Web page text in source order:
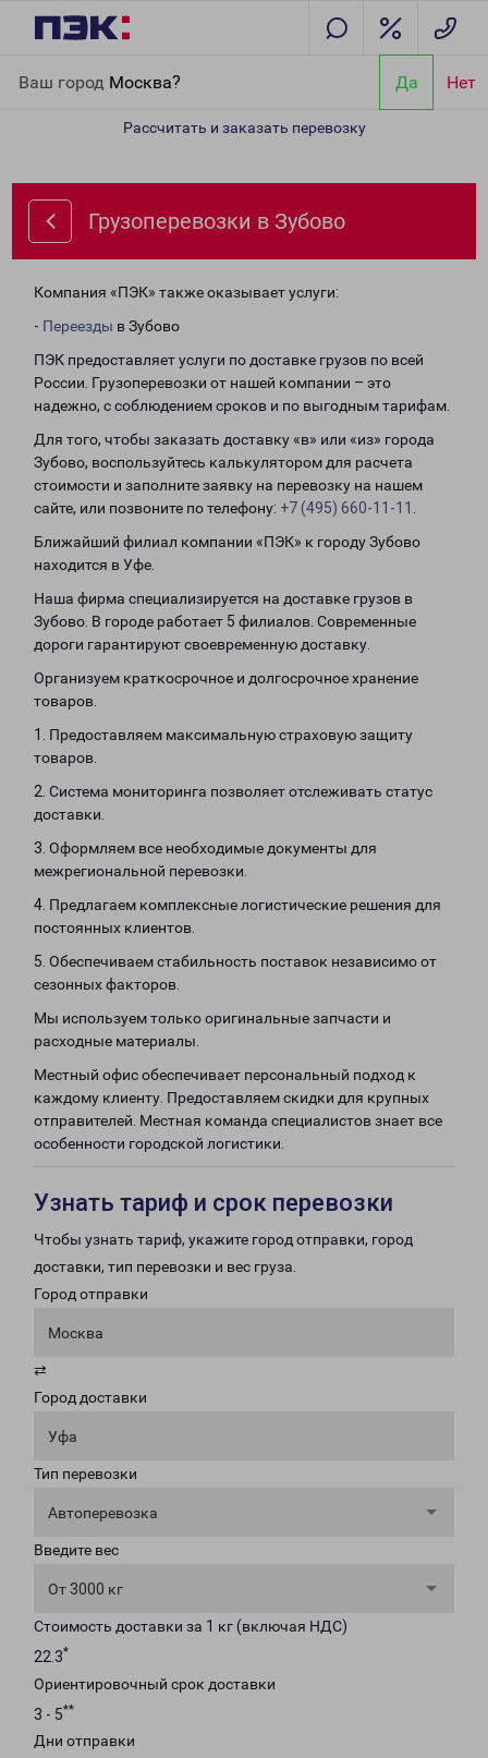
Ваш город Москва? Да Нет
Рассчитать и заказать перевозку
Грузоперевозки в Зубово
Компания «ПЭК» также оказывает услуги:
- Переезды в Зубово
ПЭК предоставляет услуги по доставке грузов по всей
России. Грузоперевозки от нашей компании – это
надежно, с соблюдением сроков и по выгодным тарифам.
Для того, чтобы заказать доставку «в» или «из» города
Зубово, воспользуйтесь калькулятором для расчета
стоимости и заполните заявку на перевозку на нашем
сайте, или позвоните по телефону: +7 (495) 660-11-11
Ближайший филиал компании «ПЭК» к городу Зубово
находится в Уфе.
Наша фирма специализируется на доставке грузов в
Зубово. В городе работает 5 филиалов. Современные
дороги гарантируют своевременную доставку.
Организуем краткосрочное и долгосрочное хранение
товаров.
1. Предоставляем максимальную страховую защиту
товаров.
2. Система мониторинга позволяет отслеживать статус
доставки.
3. Оформляем все необходимые документы для
межрегиональной перевозки.
4. Предлагаем комплексные логистические решения для
постоянных клиентов.
5. Обеспечиваем стабильность поставок независимо от
сезонных факторов.
Мы используем только оригинальные запчасти и
расходные материалы.
Местный офис обеспечивает персональный подход к
каждому клиенту. Предоставляем скидки для крупных
отправителей. Местная команда специалистов знает все
особенности городской логистики.
Узнать тариф и срок перевозки
Чтобы узнать тариф, укажите город отправки, город
доставки, тип перевозки и вес груза.
Город отправки
Москва
⇄
Город доставки
Уфа
Тип перевозки
Автоперевозка
Введите вес
От 3000 кг
Стоимость доставки за 1 кг (включая НДС)
22.3*
Ориентировочный срок доставки
3 - 5**
Дни отправки